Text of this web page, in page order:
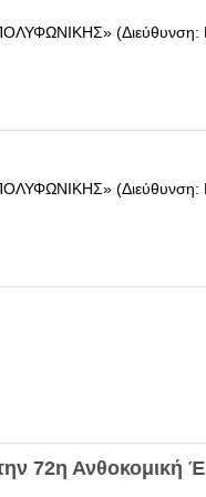
(Διεύθυνση:
(Διεύθυνση:
72η Ανθοκομική